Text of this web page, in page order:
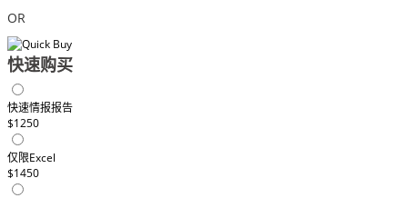
OR
快速购买
快速情报报告
$1250
仅限Excel
$1450